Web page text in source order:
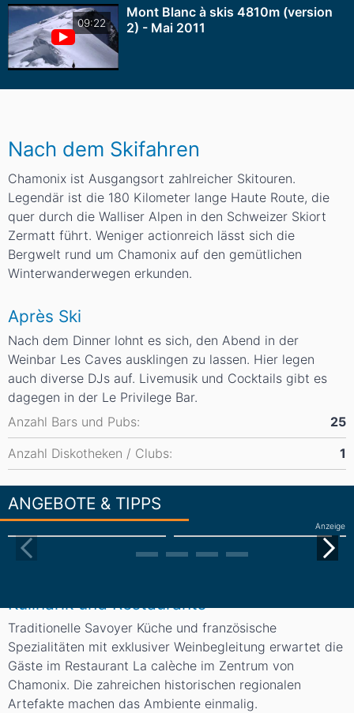
09:22
Mont Blanc à skis 4810m (version
2) - Mai 2011
Nach dem Skifahren
Chamonix ist Ausgangsort zahlreicher Skitouren.
Legendär ist die 180 Kilometer lange Haute Route, die
quer durch die Walliser Alpen in den Schweizer Skiort
Zermatt führt. Weniger actionreich lässt sich die
Bergwelt rund um Chamonix auf den gemütlichen
Winterwanderwegen erkunden.
Après Ski
Nach dem Dinner lohnt es sich, den Abend in der
Weinbar Les Caves ausklingen zu lassen. Hier legen
auch diverse DJs auf. Livemusik und Cocktails gibt es
dagegen in der Le Privilege Bar.
Anzahl Bars und Pubs:
25
Anzahl Diskotheken / Clubs:
1
ANGEBOTE & TIPPS
Anzeige
Kulinarik und Restaurants
Traditionelle Savoyer Küche und französische
Spezialitäten mit exklusiver Weinbegleitung erwartet die
Gäste im Restaurant La calèche im Zentrum von
Chamonix. Die zahreichen historischen regionalen
Artefakte machen das Ambiente einmalig.